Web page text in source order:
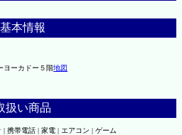
基本情報
ヨーカドー５階地図
扱い商品
携帯電話 | 家電 | エアコン | ゲーム